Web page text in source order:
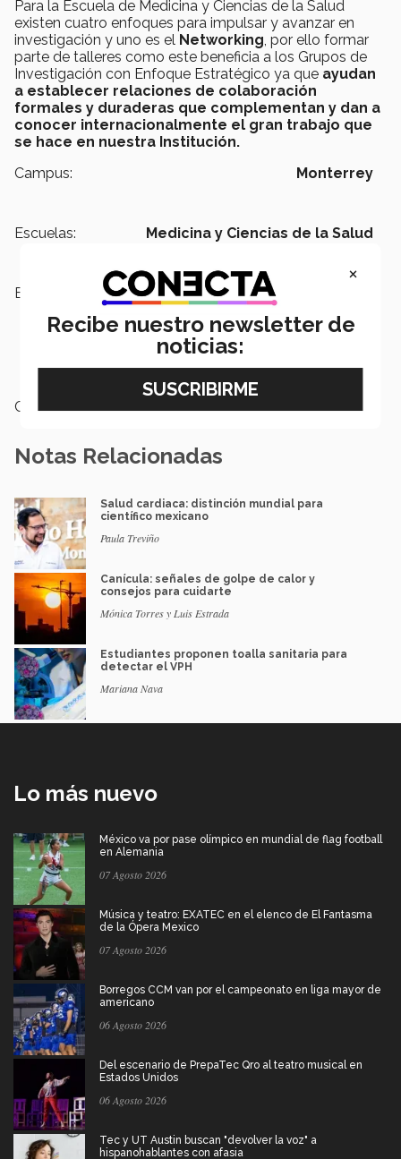
Para la Escuela de Medicina y Ciencias de la Salud
existen cuatro enfoques para impulsar y avanzar en
investigación y uno es el Networking , por ello formar
parte de talleres como este beneficia a los Grupos de
Investigación con Enfoque Estratégico ya que ayudan
a establecer relaciones de colaboración
formales y duraderas que complementan y dan a
conocer internacionalmente el gran trabajo que
se hace en nuestra Institución.
Campus:
Monterrey
Escuelas: Medicina y Ciencias de la Salud
Etiquetas: Medicina, Nanotecnología,
Escuela de Medicina y Ciencias de
la Salud, Investigación, GIEE,
Escuela de Medicina y Ciencias de
Categoría:
Notas Relacionadas
Salud cardiaca: distinción mundial para
científico mexicano
Paula Treviño
Canícula: señales de golpe de calor y
consejos para cuidarte
Mónica Torres y Luis Estrada
Estudiantes proponen toalla sanitaria para
detectar el VPH
Mariana Nava
Lo más nuevo
México va por pase olímpico en mundial de flag football
en Alemania
07 Agosto 2026
Música y teatro: EXATEC en el elenco de El Fantasma
de la Ópera Mexico
07 Agosto 2026
Borregos CCM van por el campeonato en liga mayor de
americano
06 Agosto 2026
Del escenario de PrepaTec Qro al teatro musical en
Estados Unidos
06 Agosto 2026
Tec y UT Austin buscan "devolver la voz" a
hispanohablantes con afasia
×
Recibe nuestro newsletter de
noticias: